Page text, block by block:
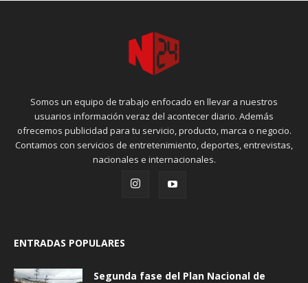
Somos un equipo de trabajo enfocado en llevar a nuestros
usuarios información veraz del acontecer diario. Además
ofrecemos publicidad para tu servicio, producto, marca o negocio.
Contamos con servicios de entretenimiento, deportes, entrevistas,
nacionales e internacionales.
ENTRADAS POPULARES
Segunda fase del Plan Nacional de